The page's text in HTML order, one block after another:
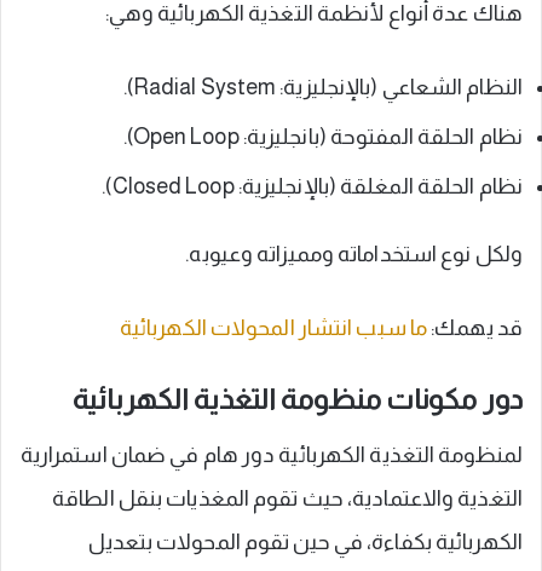
هناك عدة أنواع لأنظمة التغذية الكهربائية وهي:
النظام الشعاعي (بالإنجليزية: Radial System).
نظام الحلقة المفتوحة (بانجليزية: Open Loop).
نظام الحلقة المغلقة (بالإنجليزية: Closed Loop).
ولكل نوع استخداماته ومميزاته وعيوبه.
قد يهمك: ما سبب انتشار المحولات الكهربائية
دور مكونات منظومة التغذية الكهربائية
لمنظومة التغذية الكهربائية دور هام في ضمان استمرارية
التغذية والاعتمادية، حيث تقوم المغذيات بنقل الطاقة
الكهربائية بكفاءة، في حين تقوم المحولات بتعديل